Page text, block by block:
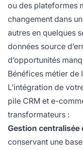
ou des plateformes
changement dans
autres en quelques
données source
d’opportunités
Bénéfices métier de
L’intégration de
pile CRM et e-
transformateurs :
Gestion centralisée
conservant une